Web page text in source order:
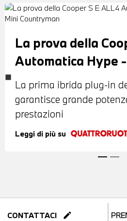
La prova della
Automatica Hype
Mini Countryman
La prima ibrida plug-in
garantisce grande
prestazioni
Leggi di più su
CONTATTACI edit